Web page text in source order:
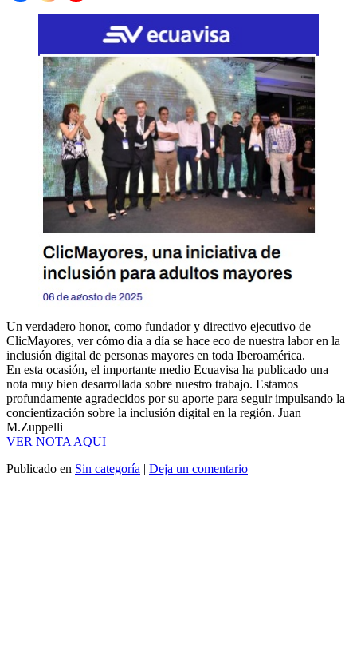
Un verdadero honor, como fundador y directivo ejecutivo de
ClicMayores, ver cómo día a día se hace eco de nuestra labor en la
inclusión digital de personas mayores en toda Iberoamérica.
En esta ocasión, el importante medio Ecuavisa ha publicado una
nota muy bien desarrollada sobre nuestro trabajo. Estamos
profundamente agradecidos por su aporte para seguir impulsando la
concientización sobre la inclusión digital en la región. Juan
M.Zuppelli
VER NOTA AQUI
Publicado en Sin categoría | Deja un comentario